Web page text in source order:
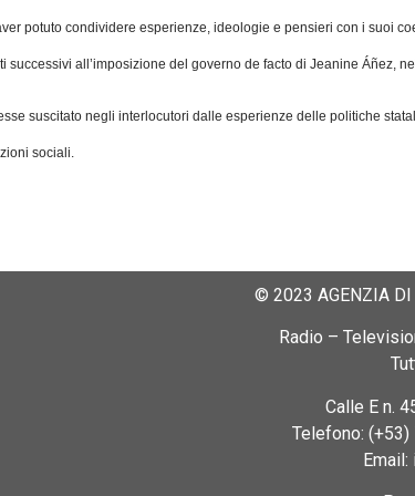
potuto condividere esperienze, ideologie e pensieri con i suoi
successivi all’imposizione del governo de facto di Jeanine Áñez,
suscitato negli interlocutori dalle esperienze delle politiche
sociali.
© 2023 AGENZIA DI
Radio –
Calle E n.
Telefono:
Email: